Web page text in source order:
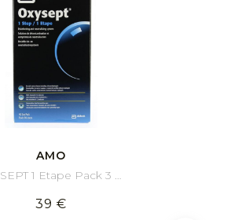
AMO
OXYSEPT 1 Etape Pack 3 x 300 ml
39 €